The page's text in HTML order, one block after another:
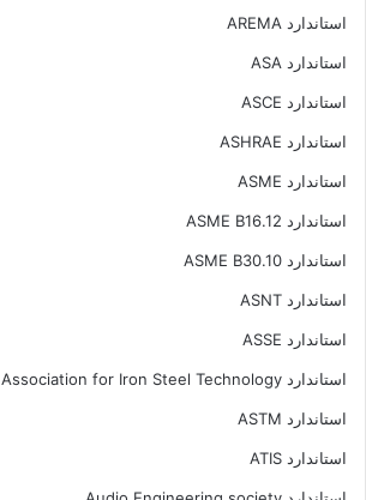
استاندارد AREMA
استاندارد ASA
استاندارد ASCE
استاندارد ASHRAE
استاندارد ASME
استاندارد ASME B16.12
استاندارد ASME B30.10
استاندارد ASNT
استاندارد ASSE
استاندارد Association for Iron Steel Technology
استاندارد ASTM
استاندارد ATIS